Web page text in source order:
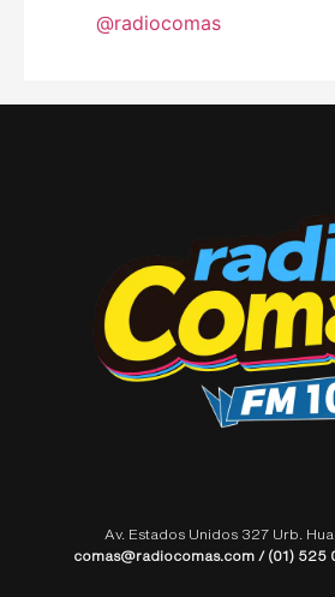
@radiocomas
Av. Estados Unidos 327 Urb.
comas@radiocomas.com / (01) 525